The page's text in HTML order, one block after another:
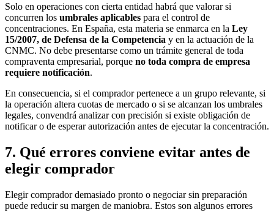
Solo en operaciones con cierta entidad habrá que valorar si
concurren los umbrales aplicables para el control de
concentraciones. En España, esta materia se enmarca en la Ley
15/2007, de Defensa de la Competencia y en la actuación de la
CNMC. No debe presentarse como un trámite general de toda
compraventa empresarial, porque no toda compra de empresa
requiere notificación.
En consecuencia, si el comprador pertenece a un grupo relevante, si
la operación altera cuotas de mercado o si se alcanzan los umbrales
legales, convendrá analizar con precisión si existe obligación de
notificar o de esperar autorización antes de ejecutar la concentración.
7. Qué errores conviene evitar antes de
elegir comprador
Elegir comprador demasiado pronto o negociar sin preparación
puede reducir su margen de maniobra. Estos son algunos errores